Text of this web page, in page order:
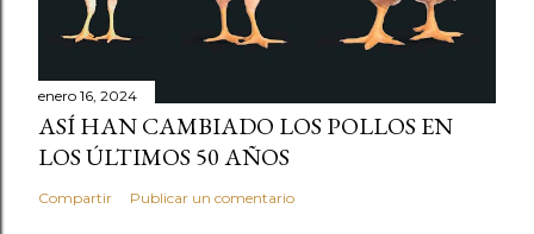
enero 16, 2024
ASÍ HAN CAMBIADO LOS POLLOS EN
LOS ÚLTIMOS 50 AÑOS
Compartir Publicar un comentario